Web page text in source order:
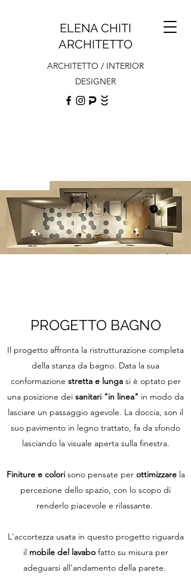
ELENA CHITI
ARCHITETTO
ARCHITETTO / INTERIOR
DESIGNER
PROGETTO BAGNO
Il progetto affronta la ristrutturazione completa
della stanza da bagno. Data la sua
conformazione stretta e lungasi è optato per
una posizione dei sanitari "in linea" in modo da
lasciare un passaggio agevole. La doccia, son il
suo pavimento in legno trattato, fa da sfondo
lasciando la visuale aperta sulla finestra.
Finiture e colorisono pensate per ottimizzarela
percezione dello spazio, con lo scopo di
renderlo piacevole e rilassante.
L'accortezza usata in questo progetto riguarda
il mobile del lavabofatto su misura per
adeguarsi all'andamento della parete.